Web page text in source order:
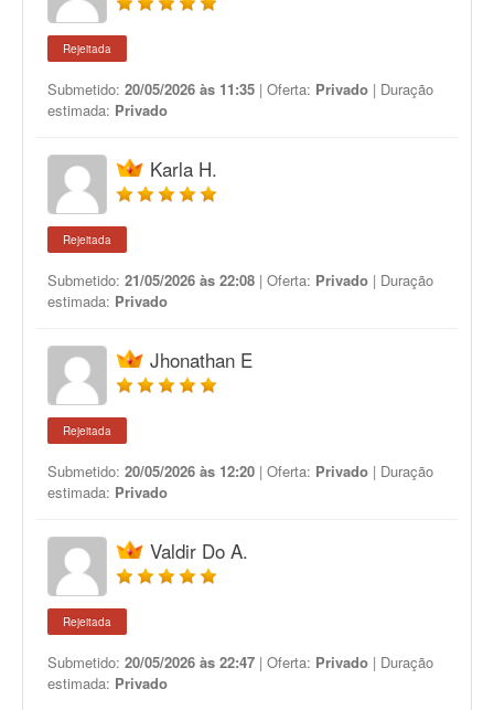
Rejeitada
Submetido: 20/05/2026 às 11:35 | Oferta: Privado | Duração
estimada: Privado
Karla H.
Rejeitada
Submetido: 21/05/2026 às 22:08 | Oferta: Privado | Duração
estimada: Privado
Jhonathan E
Rejeitada
Submetido: 20/05/2026 às 12:20 | Oferta: Privado | Duração
estimada: Privado
Valdir Do A.
Rejeitada
Submetido: 20/05/2026 às 22:47 | Oferta: Privado | Duração
estimada: Privado